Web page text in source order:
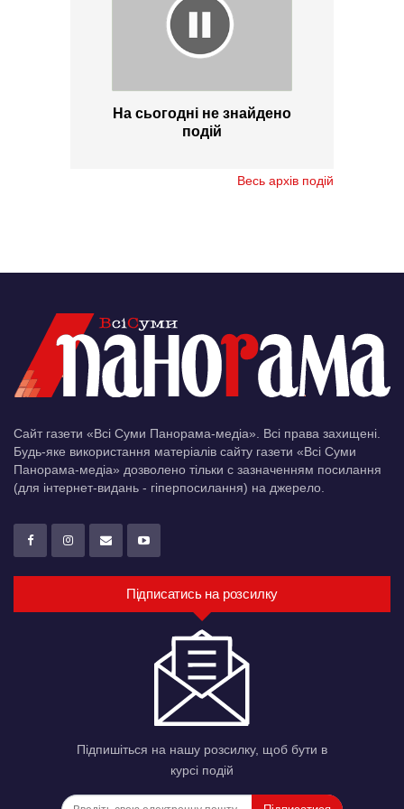
На сьогодні не знайдено
подій
Весь архів подій
Сайт газети «Всі Суми Панорама-медіа». Всі права захищені.
Будь-яке використання матеріалів сайту газети «Всі Суми
Панорама-медіа» дозволено тільки c зазначенням посилання
(для інтернет-видань - гіперпосилання) на джерело.
Підписатись на розсилку
Підпишіться на нашу розсилку, щоб бути в
курсі подій